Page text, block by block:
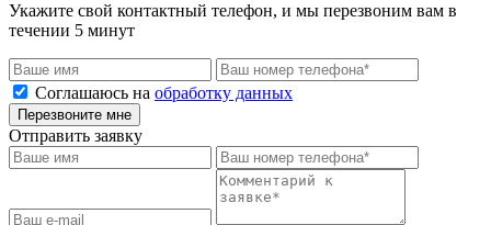
Укажите свой контактный телефон, и мы перезвоним вам в
течении 5 минут
Соглашаюсь на обработку данных
Перезвоните мне
Отправить заявку